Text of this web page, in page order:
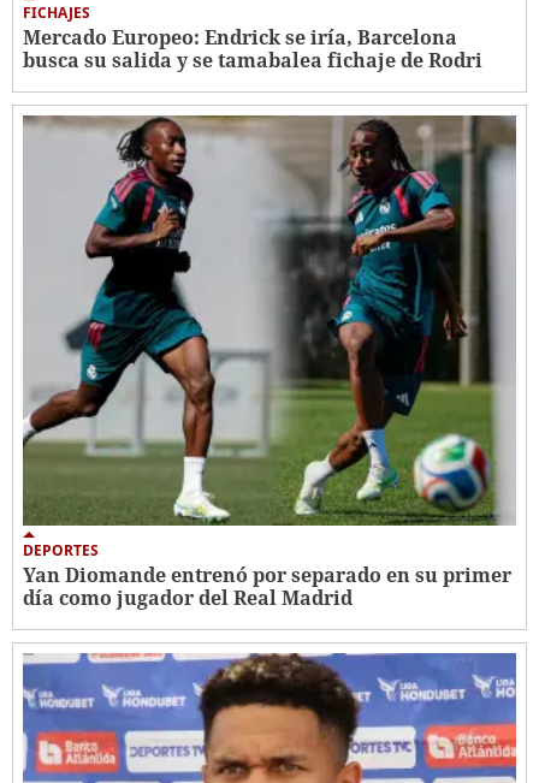
FICHAJES
Mercado Europeo: Endrick se iría, Barcelona
busca su salida y se tamabalea fichaje de Rodri
DEPORTES
Yan Diomande entrenó por separado en su primer
día como jugador del Real Madrid